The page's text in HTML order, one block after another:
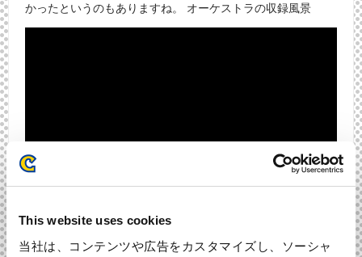
This website uses cookies
当社は、コンテンツや広告をカスタマイズし、ソーシャ
かったというのもありますね。 オーケストラの収録風景
インタビュアー